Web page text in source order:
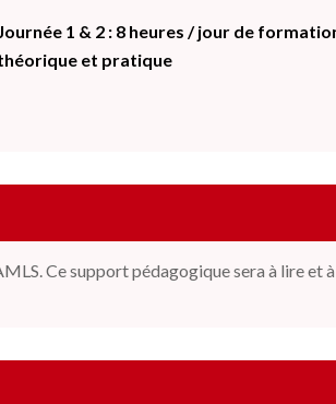
1 & 2 : 8 heures / jour de
et pratique
Ce supportpédagogique sera à lire et